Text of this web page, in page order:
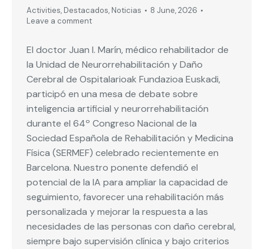
Activities, Destacados, Noticias
8 June, 2026
Leave a comment
El doctor Juan I. Marín, médico rehabilitador de
la Unidad de Neurorrehabilitación y Daño
Cerebral de Ospitalarioak Fundazioa Euskadi,
participó en una mesa de debate sobre
inteligencia artificial y neurorrehabilitación
durante el 64º Congreso Nacional de la
Sociedad Española de Rehabilitación y Medicina
Física (SERMEF) celebrado recientemente en
Barcelona. Nuestro ponente defendió el
potencial de la IA para ampliar la capacidad de
seguimiento, favorecer una rehabilitación más
personalizada y mejorar la respuesta a las
necesidades de las personas con daño cerebral,
siempre bajo supervisión clínica y bajo criterios